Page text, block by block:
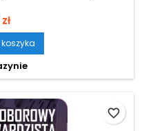
favorite_border